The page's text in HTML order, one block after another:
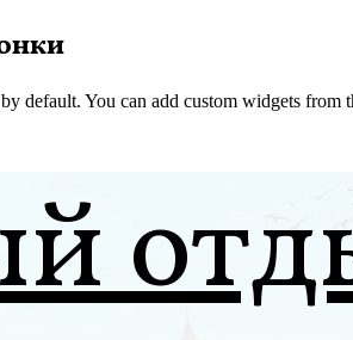
default. You can add custom widgets from